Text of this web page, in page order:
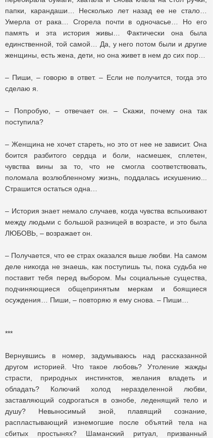
папки, карандаши… Несколько лет назад ее не стало…
Умерла от рака… Сгорела почти в одночасье… Но его
память и эта история живы… Фактически она была
единственной, той самой… Да, у него потом были и другие
женщины, есть жена, дети, но она живет в нем до сих пор…
– Пиши, – говорю в ответ. – Если не получится, тогда это
сделаю я.
– Попробую, – отвечает он. – Скажи, почему она так
поступила?
– Женщина не хочет стареть, но это от нее не зависит. Она
боится разбитого сердца и боли, насмешек, сплетен,
чувства вины за то, что не смогла соответствовать,
поломала возлюбленному жизнь, поддалась искушению...
Страшится остаться одна…
– История знает немало случаев, когда чувства вспыхивают
между людьми с большой разницей в возрасте, и это была
ЛЮБОВЬ, – возражает он.
– Получается, что ее страх оказался выше любви. На самом
деле никогда не знаешь, как поступишь ты, пока судьба не
поставит тебя перед выбором. Мы социальные существа,
подчиняющиеся общепринятым меркам и боящиеся
осуждения… Пиши, – повторяю я ему снова. – Пиши…
***
Вернувшись в номер, задумываюсь над рассказанной
другом историей. Что такое любовь? Утоление жажды
страсти, природных инстинктов, желания владеть и
обладать? Колючий холод неразделенной любви,
заставляющий содрогаться в ознобе, леденящий тело и
душу? Невыносимый зной, плавящий сознание,
распластывающий изнемогшие после объятий тела на
сбитых простынях? Шаманский ритуал, призванный